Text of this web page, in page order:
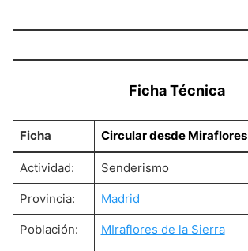
Ficha Técnica
Ficha Circular desde Miraflores
Actividad: Senderismo
Provincia: Madrid
Población: MIraflores de la Sierra